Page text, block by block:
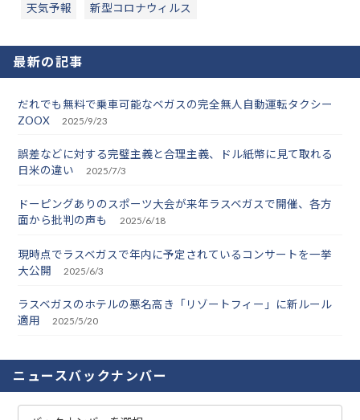
天気予報 新型コロナウィルス
最新の記事
だれでも無料で乗車可能なベガスの完全無人自動運転タクシー
ZOOX
2025/9/23
誤差などに対する完璧主義と合理主義、ドル紙幣に見て取れる
日米の違い
2025/7/3
ドーピングありのスポーツ大会が来年ラスベガスで開催、各方
面から批判の声も
2025/6/18
現時点でラスベガスで年内に予定されているコンサートを一挙
大公開
2025/6/3
ラスベガスのホテルの悪名高き「リゾートフィー」に新ルール
適用
2025/5/20
ニュースバックナンバー